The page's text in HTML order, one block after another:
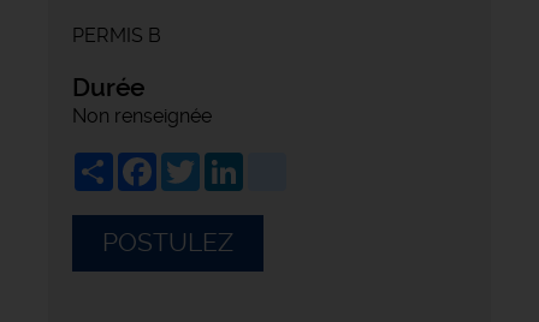
PERMIS B
Durée
Non renseignée
ShareFacebook
Twitter
POSTULEZ